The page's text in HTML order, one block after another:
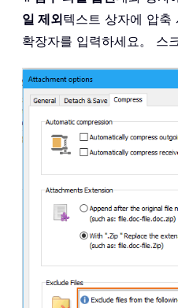
일 제외텍스트 상자에 압축
확장자를 입력하세요。 스